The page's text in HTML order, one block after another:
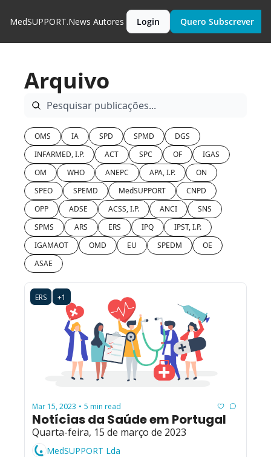
MedSUPPORT.News Autores Login Quero Subscrever
Arquivo
OMS IA SPD SPMD
DGS
INFARMED, I.P.
ACT SPC OF
IGAS
OM
WHO ANEPC APA, I.P.
ON
SPEO
SPEMD MedSUPPORT
CNPD
OPP
ADSE ACSS, I.P. ANCI
SNS
SPMS
ARS ERS IPQ
IPST, I.P.
IGAMAOT
OMD EU SPEDM
OE
ASAE
ERS +1
Mar 15, 2023 • 5 min read
Notícias da Saúde em Portugal
Quarta-feira, 15 de março de 2023
MedSUPPORT Lda